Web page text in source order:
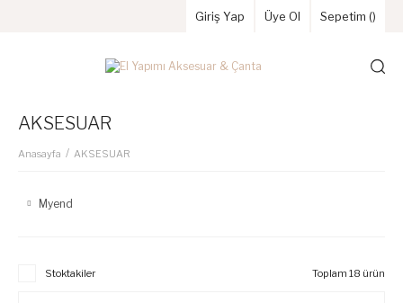
Giriş Yap Üye Ol Sepetim ()
AKSESUAR
Anasayfa AKSESUAR
Myend
Stoktakiler Toplam 18 ürün